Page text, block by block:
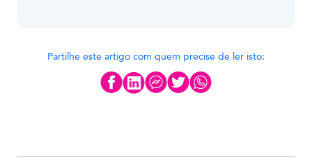
Partilhe este artigo com quem precise de ler isto: